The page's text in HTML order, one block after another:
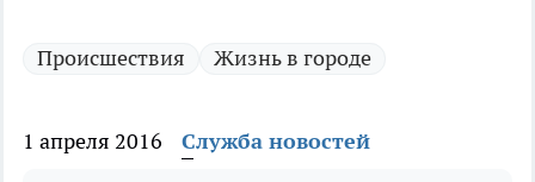
Происшествия Жизнь в городе
1 апреля 2016 Служба новостей